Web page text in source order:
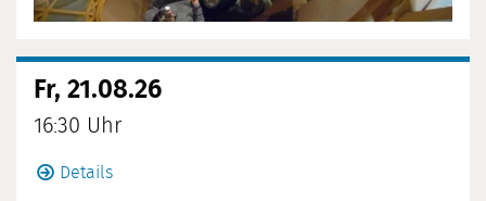
Fr, 21.08.26
16:30 Uhr
Details